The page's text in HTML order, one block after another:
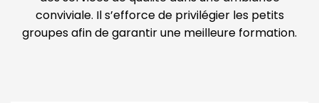
conviviale. Il s’efforce de privilégier les petits
groupes afin de garantir une meilleure formation.